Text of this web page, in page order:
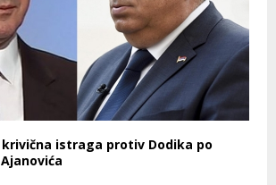
istraga protiv Dodika po